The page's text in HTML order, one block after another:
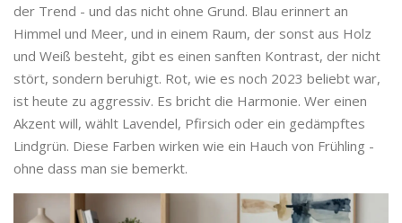
der Trend - und das nicht ohne Grund. Blau erinnert an
Himmel und Meer, und in einem Raum, der sonst aus Holz
und Weiß besteht, gibt es einen sanften Kontrast, der nicht
stört, sondern beruhigt. Rot, wie es noch 2023 beliebt war,
ist heute zu aggressiv. Es bricht die Harmonie. Wer einen
Akzent will, wählt Lavendel, Pfirsich oder ein gedämpftes
Lindgrün. Diese Farben wirken wie ein Hauch von Frühling -
ohne dass man sie bemerkt.